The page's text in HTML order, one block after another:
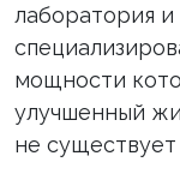
лаборатория
мощности
улучшенный
не существует